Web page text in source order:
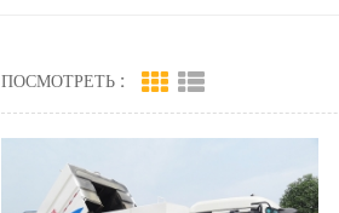
ПОСМОТРЕТЬ :